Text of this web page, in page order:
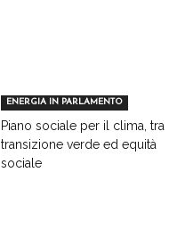
ENERGIA IN PARLAMENTO
Piano sociale per il clima, tra
transizione verde ed equità
sociale